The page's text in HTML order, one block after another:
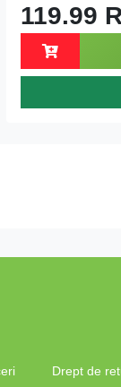
119.99
Drept de